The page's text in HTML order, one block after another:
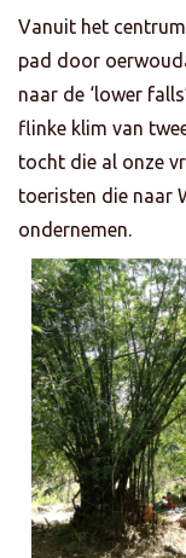
Vanuit het
pad door
naar de ‘lower
flinke klim van
tocht die al onze
toeristen die naar
ondernemen.